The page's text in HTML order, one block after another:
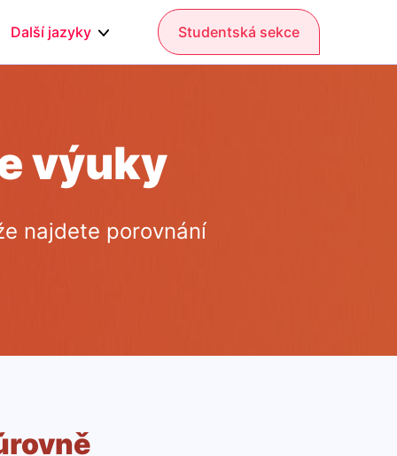
Další jazyky Studentská sekce
výuky
najdete porovnání